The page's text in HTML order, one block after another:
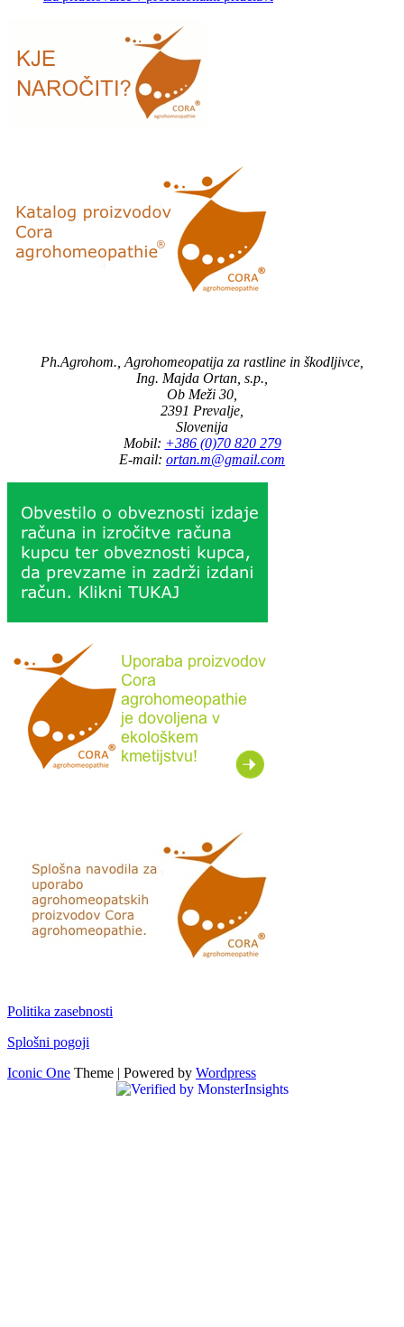
Ph.Agrohom., Agrohomeopatija za rastline in škodljivce,
Ing. Majda Ortan, s.p.,
Ob Meži 30,
2391 Prevalje,
Slovenija
Mobil: +386 (0)70 820 279
E-mail: ortan.m@gmail.com
Politika zasebnosti
Splošni pogoji
Iconic One Theme | Powered by Wordpress